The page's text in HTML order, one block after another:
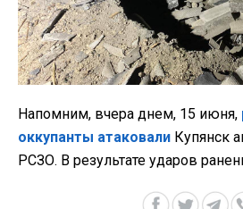
Напомним, вчера днем, 15 июня,
оккупанты атаковали Купянск
РСЗО. В результате ударов